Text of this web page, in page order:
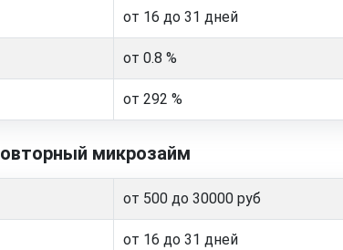
от 16 до 31 дней
от 0.8 %
от 292 %
микрозайм
от 500 до 30000 руб
от 16 до 31 дней